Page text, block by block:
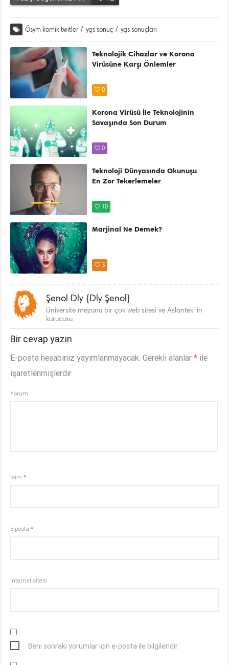
Ösym komik twitler / ygs sonuç / ygs sonuçları
Teknolojik Cihazlar ve Korona
Virüsüne Karşı Önlemler
0
Korona Virüsü İle Teknolojinin
Savaşında Son Durum
0
Teknoloji Dünyasında Okunuşu
En Zor Tekerlemeler
10
Marjinal Ne Demek?
3
Şenol Dly {Dly Şenol}
Üniversite mezunu bir çok web sitesi ve Aslantek’ in
kurucusu.
Bir cevap yazın
E-posta hesabınız yayımlanmayacak. Gerekli alanlar* ile
işaretlenmişlerdir
Yorum
İsim*
E-posta*
İnternet sitesi
Beni sonraki yorumlar için e-posta ile bilgilendir.